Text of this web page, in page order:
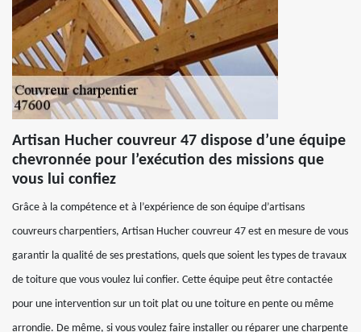
Artisan Hucher couvreur 47 dispose d’une équipe
chevronnée pour l’exécution des missions que
vous lui confiez
Grâce à la compétence et à l’expérience de son équipe d’artisans
couvreurs charpentiers, Artisan Hucher couvreur 47 est en mesure de vous
garantir la qualité de ses prestations, quels que soient les types de travaux
de toiture que vous voulez lui confier. Cette équipe peut être contactée
pour une intervention sur un toit plat ou une toiture en pente ou même
arrondie. De même, si vous voulez faire installer ou réparer une charpente